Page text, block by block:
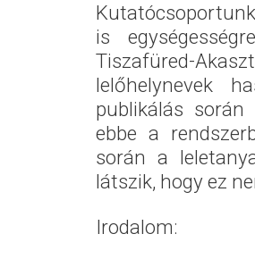
is
Tiszafüred-
lelőhelynevek
publikálás
ebbe a
során a
látszik, hogy ez
Irodalom: